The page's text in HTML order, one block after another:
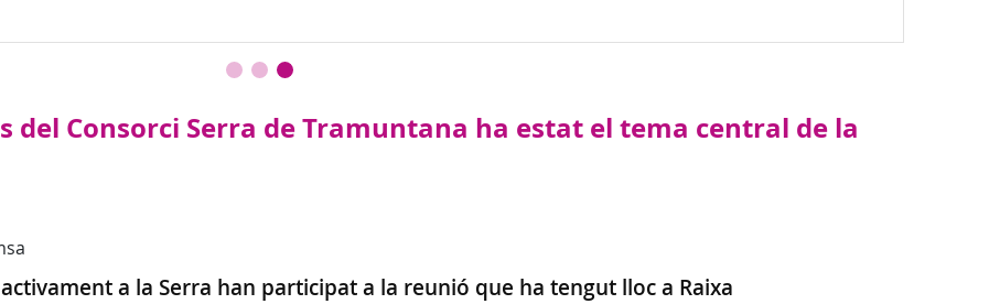
del Consorci Serra de Tramuntana ha estat el tema central de la
a la Serra han participat a la reunió que ha tengut lloc a Raixa